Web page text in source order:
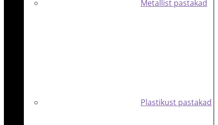
Metallist pastakad
Plastikust pastakad